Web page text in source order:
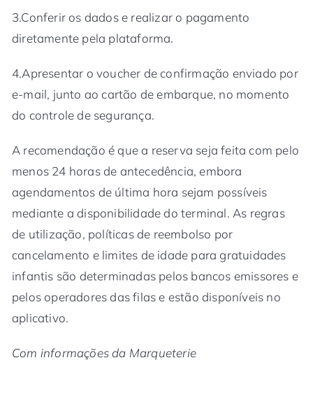
3.Conferir os dados e realizar o pagamento
diretamente pela plataforma.
4.Apresentar o voucher de confirmação enviado por
e-mail, junto ao cartão de embarque, no momento
do controle de segurança.
A recomendação é que a reserva seja feita com pelo
menos 24 horas de antecedência, embora
agendamentos de última hora sejam possíveis
mediante a disponibilidade do terminal. As regras
de utilização, políticas de reembolso por
cancelamento e limites de idade para gratuidades
infantis são determinadas pelos bancos emissores e
pelos operadores das filas e estão disponíveis no
aplicativo.
Com informações da Marqueterie